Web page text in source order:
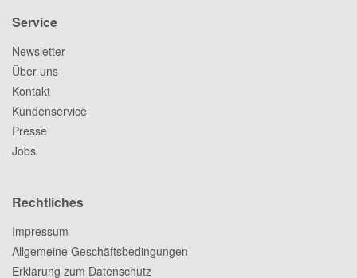
Service
Newsletter
Über uns
Kontakt
Kundenservice
Presse
Jobs
Rechtliches
Impressum
Allgemeine Geschäftsbedingungen
Erklärung zum Datenschutz